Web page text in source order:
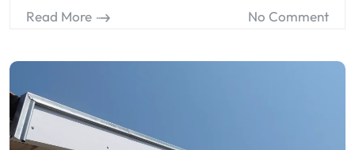
Read More No Comment